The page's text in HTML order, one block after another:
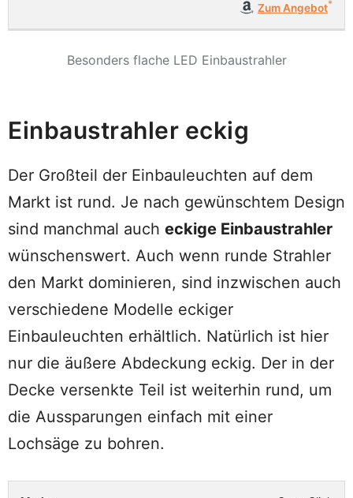
Zum Angebot
Besonders flache LED Einbaustrahler
Einbaustrahler eckig
Der Großteil der Einbauleuchten auf dem
Markt ist rund. Je nach gewünschtem Design
sind manchmal auch eckige Einbaustrahler
wünschenswert. Auch wenn runde Strahler
den Markt dominieren, sind inzwischen auch
verschiedene Modelle eckiger
Einbauleuchten erhältlich. Natürlich ist hier
nur die äußere Abdeckung eckig. Der in der
Decke versenkte Teil ist weiterhin rund, um
die Aussparungen einfach mit einer
Lochsäge zu bohren.